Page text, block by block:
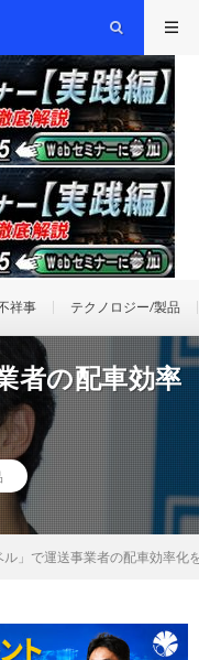
祥事 テクノロジー/製品
者の配車効率
ル」で運送事業者の配車効率化